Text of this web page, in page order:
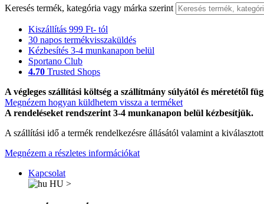
Keresés termék, kategória vagy márka szerint
Kiszállítás 999 Ft- tól
30 napos termékvisszaküldés
Kézbesítés 3-4 munkanapon belül
Sportano Club
4.70 Trusted Shops
A végleges szállítási költség a szállítmány súlyától és méretétől
Megnézem hogyan küldhetem vissza a terméket
A rendeléseket rendszerint 3-4 munkanapon belül kézbesítjük.
A szállítási idő a termék rendelkezésre állásától valamint a
Megnézem a részletes információkat
Kapcsolat
HU >